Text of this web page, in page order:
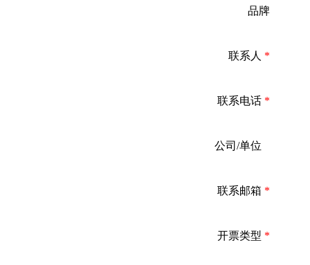
品牌
联系人 *
联系电话 *
公司/单位
联系邮箱 *
开票类型 *